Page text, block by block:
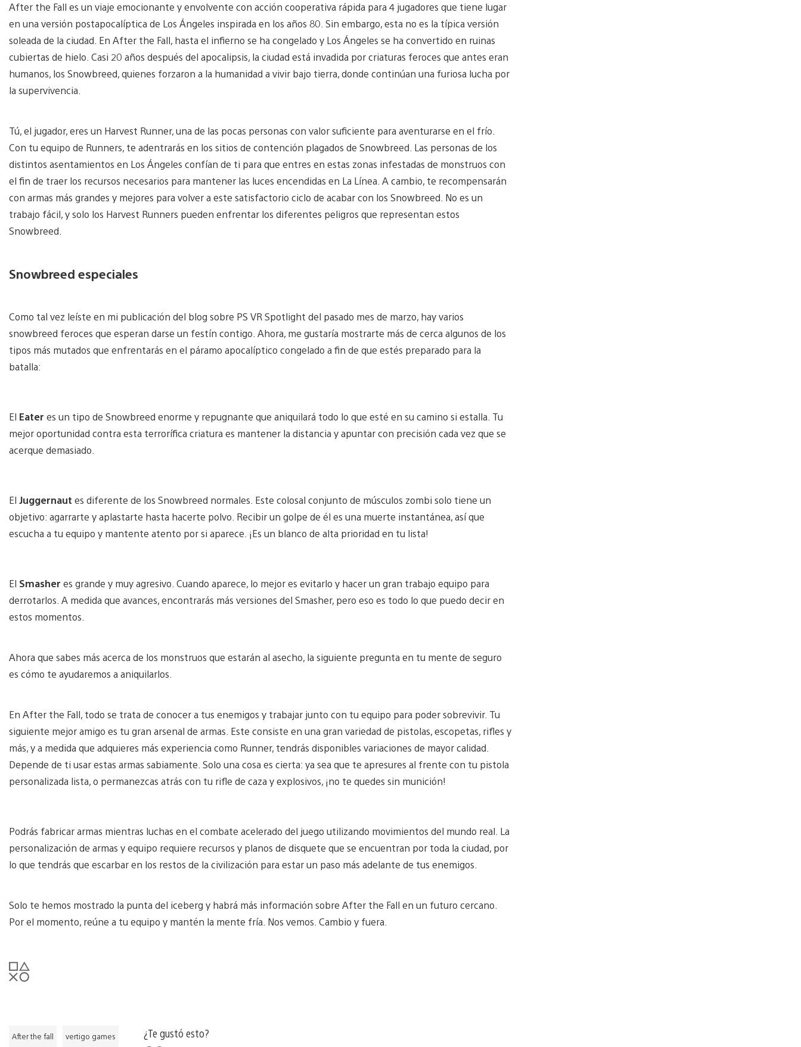
After the Fall es un viaje emocionante y envolvente con acción cooperativa rápida para 4 jugadores que tiene lugar
en una versión postapocalíptica de Los Ángeles inspirada en los años 80. Sin embargo, esta no es la típica versión
soleada de la ciudad. En After the Fall, hasta el infierno se ha congelado y Los Ángeles se ha convertido en ruinas
cubiertas de hielo. Casi 20 años después del apocalipsis, la ciudad está invadida por criaturas feroces que antes eran
humanos, los Snowbreed, quienes forzaron a la humanidad a vivir bajo tierra, donde continúan una furiosa lucha por
la supervivencia.
Tú, el jugador, eres un Harvest Runner, una de las pocas personas con valor suficiente para aventurarse en el frío.
Con tu equipo de Runners, te adentrarás en los sitios de contención plagados de Snowbreed. Las personas de los
distintos asentamientos en Los Ángeles confían de ti para que entres en estas zonas infestadas de monstruos con
el fin de traer los recursos necesarios para mantener las luces encendidas en La Línea. A cambio, te recompensarán
con armas más grandes y mejores para volver a este satisfactorio ciclo de acabar con los Snowbreed. No es un
trabajo fácil, y solo los Harvest Runners pueden enfrentar los diferentes peligros que representan estos
Snowbreed.
Snowbreed especiales
Como tal vez leíste en mi publicación del blog sobre PS VR Spotlight del pasado mes de marzo, hay varios
snowbreed feroces que esperan darse un festín contigo. Ahora, me gustaría mostrarte más de cerca algunos de los
tipos más mutados que enfrentarás en el páramo apocalíptico congelado a fin de que estés preparado para la
batalla:
El Eater es un tipo de Snowbreed enorme y repugnante que aniquilará todo lo que esté en su camino si estalla. Tu
mejor oportunidad contra esta terrorífica criatura es mantener la distancia y apuntar con precisión cada vez que se
acerque demasiado.
El Juggernaut es diferente de los Snowbreed normales. Este colosal conjunto de músculos zombi solo tiene un
objetivo: agarrarte y aplastarte hasta hacerte polvo. Recibir un golpe de él es una muerte instantánea, así que
escucha a tu equipo y mantente atento por si aparece. ¡Es un blanco de alta prioridad en tu lista!
El Smasher es grande y muy agresivo. Cuando aparece, lo mejor es evitarlo y hacer un gran trabajo equipo para
derrotarlos. A medida que avances, encontrarás más versiones del Smasher, pero eso es todo lo que puedo decir en
estos momentos.
Ahora que sabes más acerca de los monstruos que estarán al asecho, la siguiente pregunta en tu mente de seguro
es cómo te ayudaremos a aniquilarlos.
En After the Fall, todo se trata de conocer a tus enemigos y trabajar junto con tu equipo para poder sobrevivir. Tu
siguiente mejor amigo es tu gran arsenal de armas. Este consiste en una gran variedad de pistolas, escopetas, rifles y
más, y a medida que adquieres más experiencia como Runner, tendrás disponibles variaciones de mayor calidad.
Depende de ti usar estas armas sabiamente. Solo una cosa es cierta: ya sea que te apresures al frente con tu pistola
personalizada lista, o permanezcas atrás con tu rifle de caza y explosivos, ¡no te quedes sin munición!
Podrás fabricar armas mientras luchas en el combate acelerado del juego utilizando movimientos del mundo real. La
personalización de armas y equipo requiere recursos y planos de disquete que se encuentran por toda la ciudad, por
lo que tendrás que escarbar en los restos de la civilización para estar un paso más adelante de tus enemigos.
Solo te hemos mostrado la punta del iceberg y habrá más información sobre After the Fall en un futuro cercano.
Por el momento, reúne a tu equipo y mantén la mente fría. Nos vemos. Cambio y fuera.
After the fall vertigo games
¿Te gustó esto?